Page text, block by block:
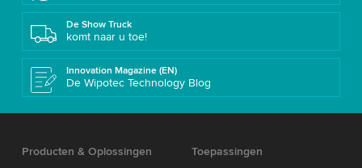
De Show Truck
komt naar u toe!
Innovation Magazine (EN)
De Wipotec Technology Blog
Producten & Oplossingen
Toepassingen